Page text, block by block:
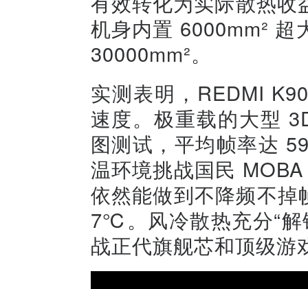
机身内置 6000mm²
30000mm²。
实测表明，REDMI
速度。极重载的大型
图测试，平均帧率达
温环境挑战国民
依然能做到不降频不
7℃。风冷散热充分“解
战正代旗舰芯和顶级游